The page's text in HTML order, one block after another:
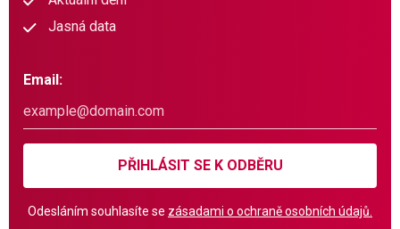
Jasná data
Email:
PŘIHLÁSIT SE K ODBĚRU
Odesláním souhlasíte se zásadami o ochraně osobních údajů.